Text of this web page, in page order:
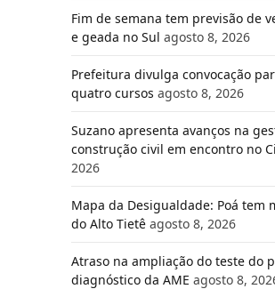
Fim de semana tem previsão de
e geada no Sul agosto 8, 2026
Prefeitura divulga convocação
quatro cursos agosto 8, 2026
Suzano apresenta avanços na
construção civil em encontro no
2026
Mapa da Desigualdade: Poá tem
do Alto Tietê agosto 8, 2026
Atraso na ampliação do teste do
diagnóstico da AME agosto 8,